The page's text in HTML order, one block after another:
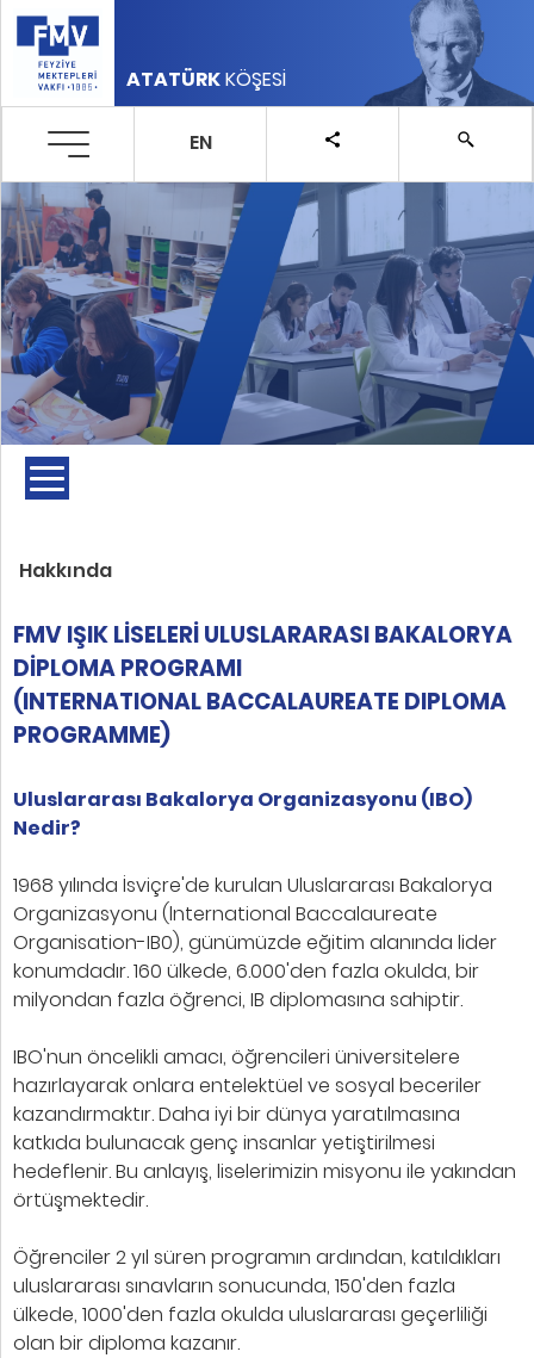
ATATÜRKKÖŞESİ
EN
Hakkında
FMV IŞIK LİSELERİ ULUSLARARASI BAKALORYA
DİPLOMA PROGRAMI
(INTERNATIONAL BACCALAUREATE DIPLOMA
PROGRAMME)
Uluslararası Bakalorya Organizasyonu (IBO)
Nedir?
1968 yılında İsviçre'de kurulan Uluslararası Bakalorya
Organizasyonu (lnternational Baccalaureate
Organisation-IB0), günümüzde eğitim alanında lider
konumdadır. 160 ülkede, 6.000'den fazla okulda, bir
milyondan fazla öğrenci, IB diplomasına sahiptir.
IBO'nun öncelikli amacı, öğrencileri üniversitelere
hazırlayarak onlara entelektüel ve sosyal beceriler
kazandırmaktır. Daha iyi bir dünya yaratılmasına
katkıda bulunacak genç insanlar yetiştirilmesi
hedeflenir. Bu anlayış, liselerimizin misyonu ile yakından
örtüşmektedir.
Öğrenciler 2 yıl süren programın ardından, katıldıkları
uluslararası sınavların sonucunda, 150'den fazla
ülkede, 1000'den fazla okulda uluslararası geçerliliği
olan bir diploma kazanır.